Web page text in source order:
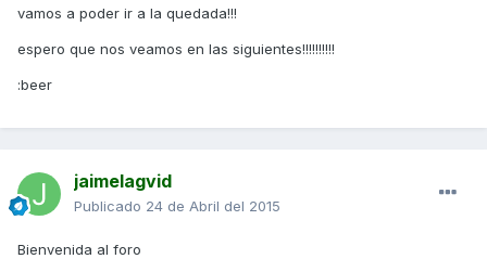
vamos a poder ir a la quedada!!!
espero que nos veamos en las siguientes!!!!!!!!!!
:beer
jaimelagvid
Publicado 24 de Abril del 2015
Bienvenida al foro